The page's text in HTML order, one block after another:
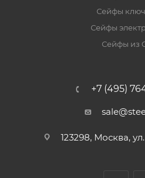
Сейфы
Сейфы
Сейфы из
+7 (495)
123298, Москва,